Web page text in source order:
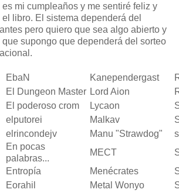
mi cumpleaños y me sentiré feliz y
libro. El sistema dependerá del
pero quiero que sea algo abierto y
supongo que dependerá del sorteo
EbaN Kanependergast
El Dungeon Master Lord Aion
El poderoso crom Lycaon
elputorei Malkav
elrincondejv Manu "Strawdog"
En pocas
palabras...
MECT
Entropía Menécrates
Eorahil Metal Wonyo